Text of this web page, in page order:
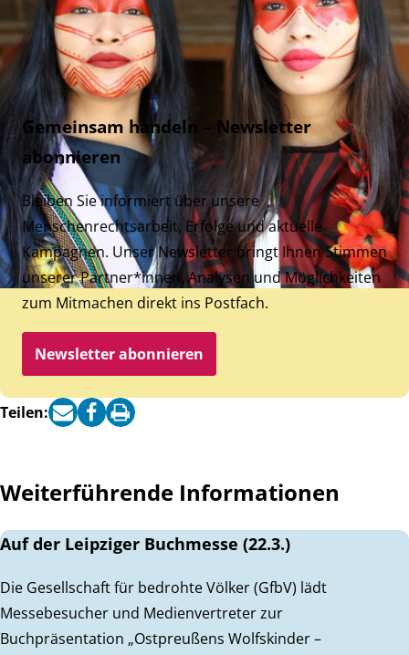
Gemeinsam handeln – Newsletter
abonnieren
Bleiben Sie informiert über unsere
Menschenrechtsarbeit, Erfolge und aktuelle
Kampagnen. Unser Newsletter bringt Ihnen Stimmen
unserer Partner*innen, Analysen und Möglichkeiten
zum Mitmachen direkt ins Postfach.
Newsletter abonnieren
Teilen:
Weiterführende Informationen
Auf der Leipziger Buchmesse (22.3.)
Die Gesellschaft für bedrohte Völker (GfbV) lädt
Messebesucher und Medienvertreter zur
Buchpräsentation „Ostpreußens Wolfskinder –